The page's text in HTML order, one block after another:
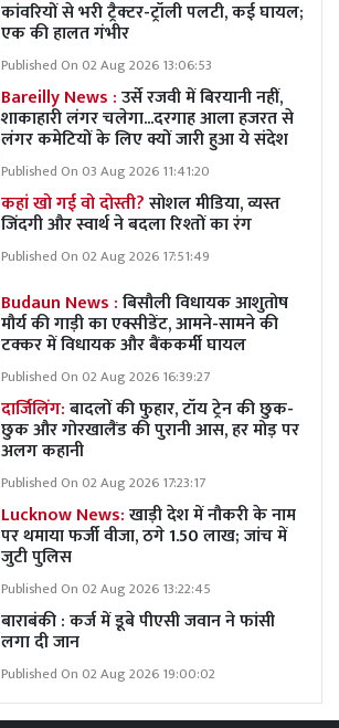
कांवरियों से भरी ट्रैक्टर-ट्रॉली पलटी, कई घायल;
एक की हालत गंभीर
Published On 02 Aug 2026 13:06:53
Bareilly News :उर्से रजवी में बिरयानी नहीं,
शाकाहारी लंगर चलेगा...दरगाह आला हजरत से
लंगर कमेटियों के लिए क्यों जारी हुआ ये संदेश
Published On 03 Aug 2026 11:41:20
कहां खो गई वो दोस्ती?सोशल मीडिया, व्यस्त
जिंदगी और स्वार्थ ने बदला रिश्तों का रंग
Published On 02 Aug 2026 17:51:49
Budaun News :बिसौली विधायक आशुतोष
मौर्य की गाड़ी का एक्सीडेंट, आमने-सामने की
टक्कर में विधायक और बैंककर्मी घायल
Published On 02 Aug 2026 16:39:27
दार्जिलिंग:बादलों की फुहार, टॉय ट्रेन की छुक-
छुक और गोरखालैंड की पुरानी आस, हर मोड़ पर
अलग कहानी
Published On 02 Aug 2026 17:23:17
Lucknow News:खाड़ी देश में नौकरी के नाम
पर थमाया फर्जी वीजा, ठगे 1.50 लाख; जांच में
जुटी पुलिस
Published On 02 Aug 2026 13:22:45
बाराबंकी : कर्ज में डूबे पीएसी जवान ने फांसी
लगा दी जान
Published On 02 Aug 2026 19:00:02